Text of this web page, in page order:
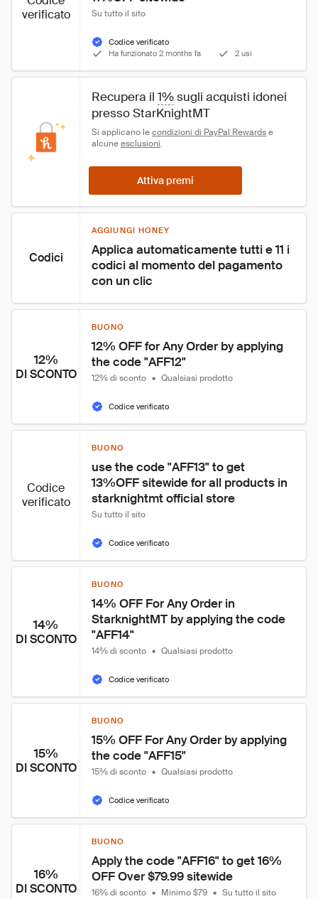
verificato
Su tutto il sito
Codice verificato
Ha funzionato 2 months fa
2 usi
Recupera il 1% sugli acquisti idonei
presso StarKnightMT
Si applicano le condizioni di PayPal Rewards e
alcune esclusioni.
Attiva premi
Codici
AGGIUNGI HONEY
Applica automaticamente tutti e 11 i
codici al momento del pagamento
con un clic
12%
DI SCONTO
BUONO
12% OFF for Any Order by applying
the code "AFF12"
12% di sconto • Qualsiasi prodotto
Codice verificato
Codice
verificato
BUONO
use the code "AFF13" to get
13%OFF sitewide for all products in
starknightmt official store
Su tutto il sito
Codice verificato
14%
DI SCONTO
BUONO
14% OFF For Any Order in
StarknightMT by applying the code
"AFF14"
14% di sconto • Qualsiasi prodotto
Codice verificato
15%
DI SCONTO
BUONO
15% OFF For Any Order by applying
the code "AFF15"
15% di sconto • Qualsiasi prodotto
Codice verificato
16%
DI SCONTO
BUONO
Apply the code "AFF16" to get 16%
OFF Over $79.99 sitewide
16% di sconto • Minimo $79 • Su tutto il sito